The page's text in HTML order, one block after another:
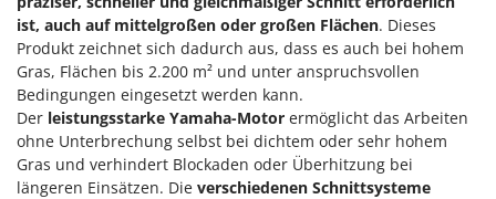
Sichelmulcher für Traktoren
Sortierer für Oliven
Sprühgeräte für Pflanzenbehandlung
Stäubegeräte für Traktor
Staubsauger - Elektrobesen
I
Idromatic
Il-Tec
Imperia
Infaco
Intec
Intex
ist, auch auf mittelgroßen oder großen Flächen. Dieses
Produkt zeichnet sich dadurch aus, dass es auch bei hohem
Gras, Flächen bis 2.200 m² und unter anspruchsvollen
Bedingungen eingesetzt werden kann.
Der leistungsstarke Yamaha-Motor ermöglicht das Arbeiten
ohne Unterbrechung selbst bei dichtem oder sehr hohem
Gras und verhindert Blockaden oder Überhitzung bei
längeren Einsätzen. Die verschiedenen Schnittsysteme